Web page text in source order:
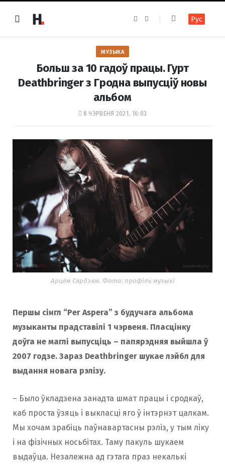
e
k
t
a
m
Рус
МУЗЫКА
Больш за 10 гадоў працы. Гурт
Deathbringer з Гродна выпусціў новы
альбом
8 ЧЭРВЕНЯ 2021, 16:03
Арцём Сярдзюк. Фота: профіль музыкі
Першы сінгл “Per Aspera” з будучага альбома
музыканты прадставілі 1 чэрвеня. Пласцінку
доўга не маглі выпусціць – папярэдняя выйшла ў
2007 годзе. Зараз Deathbringer шукае лэйбл для
выдання новага рэлізу.
– Было ўкладзена занадта шмат працы і сродкаў,
каб проста ўзяць і выкласці яго ў інтэрнэт цалкам.
Мы хочам зрабіць паўнавартасны рэліз, у тым ліку
і на фізічных носьбітах. Таму пакуль шукаем
выдаўца. Незалежна ад гэтага праз некалькі